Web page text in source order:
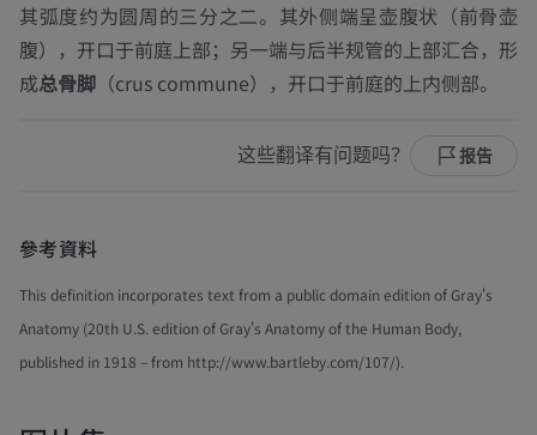
其弧度约为圆周的三分之二。其外侧端呈壶腹状（前骨壶
腹），开口于前庭上部；另一端与后半规管的上部汇合，形
成总骨脚 （crus commune），开口于前庭的上内侧部。
这些翻译有问题吗？ 报告
參考資料
This definition incorporates text from a public domain edition of Gray's
Anatomy (20th U.S. edition of Gray's Anatomy of the Human Body,
published in 1918 – from http://www.bartleby.com/107/).